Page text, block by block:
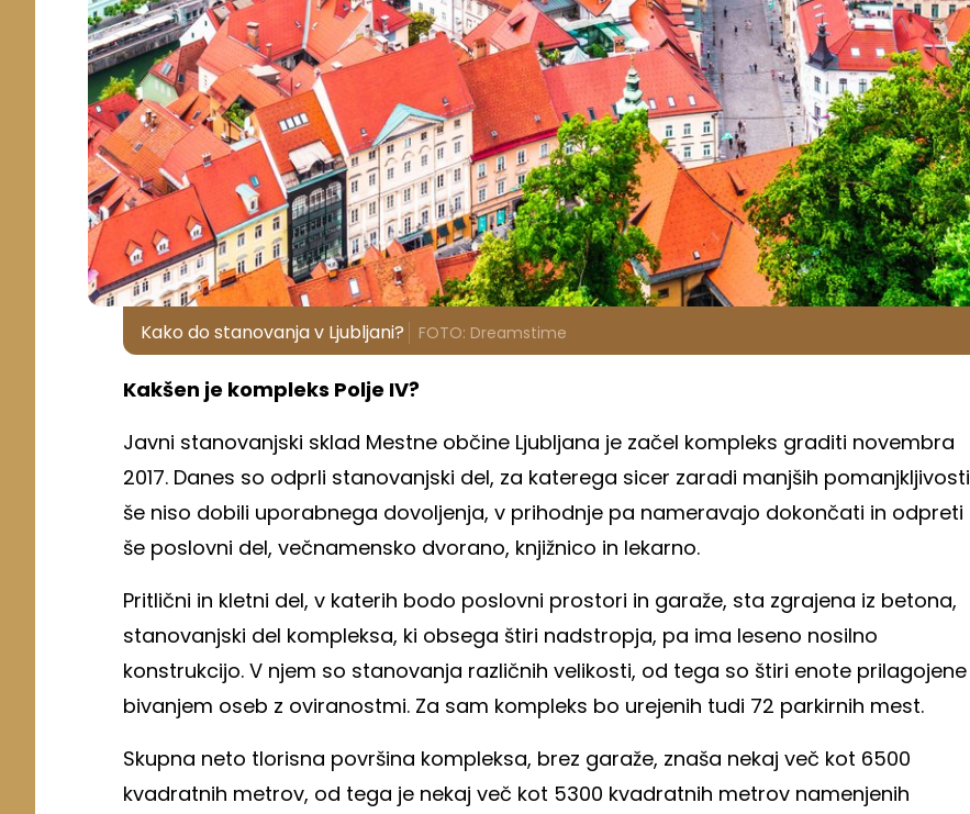
Kako do stanovanja v Ljubljani? FOTO: Dreamstime
Kakšen je kompleks Polje IV?
Javni stanovanjski sklad Mestne občine Ljubljana je začel kompleks graditi novembra
2017. Danes so odprli stanovanjski del, za katerega sicer zaradi manjših pomanjkljivosti
še niso dobili uporabnega dovoljenja, v prihodnje pa nameravajo dokončati in odpreti
še poslovni del, večnamensko dvorano, knjižnico in lekarno.
Pritlični in kletni del, v katerih bodo poslovni prostori in garaže, sta zgrajena iz betona,
stanovanjski del kompleksa, ki obsega štiri nadstropja, pa ima leseno nosilno
konstrukcijo. V njem so stanovanja različnih velikosti, od tega so štiri enote prilagojene
bivanjem oseb z oviranostmi. Za sam kompleks bo urejenih tudi 72 parkirnih mest.
Skupna neto tlorisna površina kompleksa, brez garaže, znaša nekaj več kot 6500
kvadratnih metrov, od tega je nekaj več kot 5300 kvadratnih metrov namenjenih